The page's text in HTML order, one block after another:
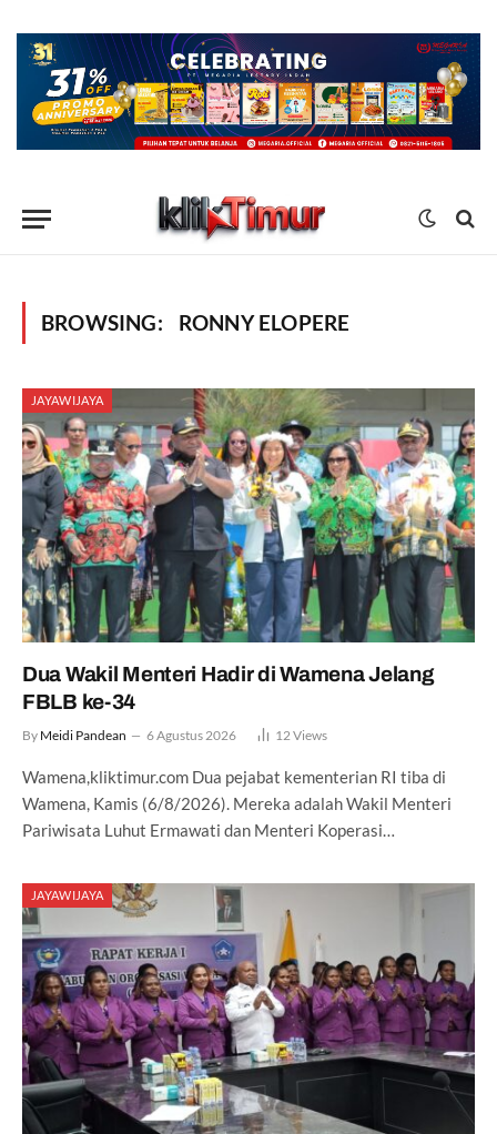
BROWSING: RONNY ELOPERE
JAYAWIJAYA
Dua Wakil Menteri Hadir di Wamena Jelang
FBLB ke-34
By Meidi Pandean 6 Agustus 2026 12Views
Wamena,kliktimur.com Dua pejabat kementerian RI tiba di
Wamena, Kamis (6/8/2026). Mereka adalah Wakil Menteri
Pariwisata Luhut Ermawati dan Menteri Koperasi…
JAYAWIJAYA